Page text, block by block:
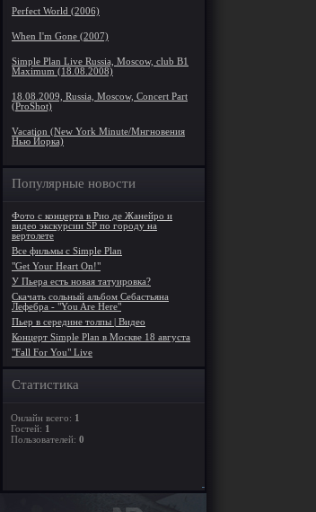
Perfect World (2006)
When I'm Gone (2007)
Simple Plan Live Russia, Moscow, club B1
Maximum (18.08.2008)
18.08.2009, Russia, Moscow, Concert Part
(ProShot)
Vacation (New York Minute/Мнгновения
Нью Йорка)
Популярные новости
Фото с концерта в Рио де Жанейро и
видео экскурсии SP по городу на
вертолете
Все фильмы с Simple Plan
"Get Your Heart On!"
У Пьера есть новая татуировка?
Скачать сольный альбом Себастьяна
Лефебра - "You Are Here"
Пьер в середине толпы | Видео
Концерт Simple Plan в Москве 18 августа
"Fall For You" Live
Статистика
Онлайн всего: 1
Гостей: 1
Пользователей: 0